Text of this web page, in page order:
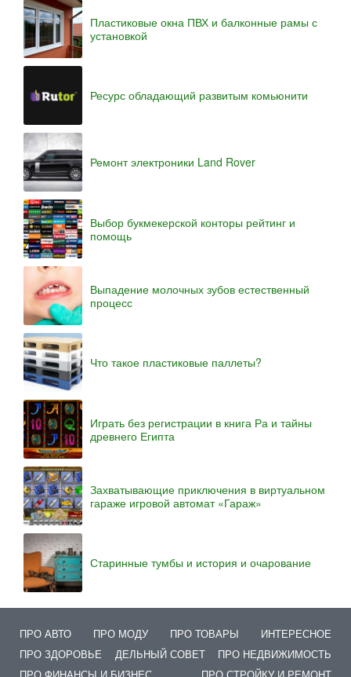
Пластиковые окна ПВХ и балконные рамы с
установкой
Ресурс обладающий развитым комьюнити
Ремонт электроники Land Rover
Выбор букмекерской конторы рейтинг и
помощь
Выпадение молочных зубов естественный
процесс
Что такое пластиковые паллеты?
Играть без регистрации в книга Ра и тайны
древнего Египта
Захватывающие приключения в виртуальном
гараже игровой автомат «Гараж»
Старинные тумбы и история и очарование
ПРО АВТО ПРО МОДУ ПРО ТОВАРЫ
ИНТЕРЕСНОЕ
ПРО ЗДОРОВЬЕ
ДЕЛЬНЫЙ СОВЕТ
ПРО НЕДВИЖИМОСТЬ